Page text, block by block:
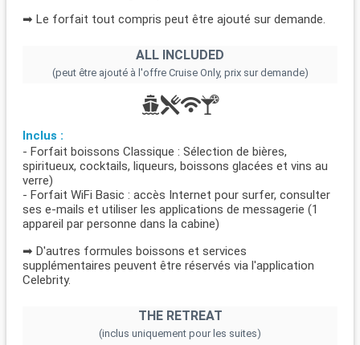
➡ Le forfait tout compris peut être ajouté sur demande.
ALL INCLUDED
(peut être ajouté à l'offre Cruise Only, prix sur demande)
Inclus :
- Forfait boissons Classique : Sélection de bières,
spiritueux, cocktails, liqueurs, boissons glacées et vins au
verre)
- Forfait WiFi Basic : accès Internet pour surfer, consulter
ses e-mails et utiliser les applications de messagerie (1
appareil par personne dans la cabine)
➡ D'autres formules boissons et services
supplémentaires peuvent être réservés via l'application
Celebrity.
THE RETREAT
(inclus uniquement pour les suites)